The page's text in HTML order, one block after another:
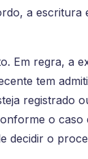
a escritura
Em regra, a
tem
registrado
o caso
decidir o